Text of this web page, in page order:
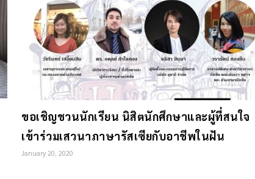
ขอเชิญชวนนักเรียน นิสิตนักศึกษาและผู้ที่สนใจ
เข้าร่วมเสวนาภาษารัสเซียกับอาชีพในฝัน
January 20, 2020